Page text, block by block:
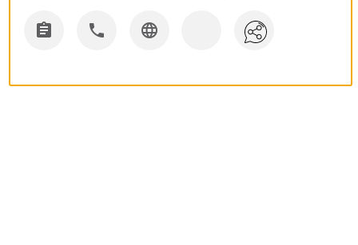
  